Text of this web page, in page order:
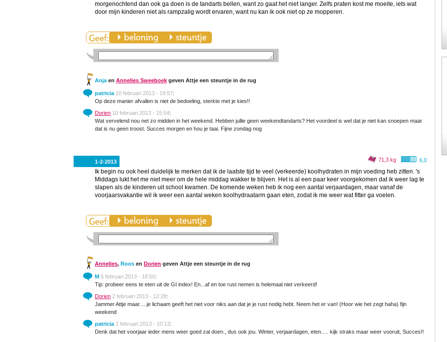
morgenochtend dan ook ga doen is de tandarts bellen, want zo gaat het niet langer. Zelfs praten kost me moeite, iets wat
door mijn kinderen niet als rampzalig wordt ervaren, want nu kan ik ook niet op ze mopperen.
Anja en Annelies Sweeboek geven Attje een steuntje in de rug
patricia 10 februari 2013 - 19:57:
Op deze manier afvallen is niet de bedoeling, sterkte met je kies!!
Dorien 10 februari 2013 - 15:54:
Wat vervelend nou net zo midden in het weekend. Hebben jullie geen weekendtandarts? Het voordeel is wel dat je niet kan snoepen maar
dat is nu geen troost. Succes morgen en hou je taai. Fijne zondag nog
1-2-2013 6,0
71,3 kg
Ik begin nu ook heel duidelijk te merken dat ik de laatste tijd te veel (verkeerde) koolhydraten in mijn voeding heb zitten. 's
Middags lukt het me niet meer om de hele middag wakker te blijven. Het is al een paar keer voorgekomen dat ik weer lag te
slapen als de kinderen uit school kwamen. De komende weken heb ik nog een aantal verjaardagen, maar vanaf de
voorjaarsvakantie wil ik weer een aantal weken koolhydraatarm gaan eten, zodat ik me weer wat fitter ga voelen.
Annelies, Roos en Dorien geven Attje een steuntje in de rug
M 5 februari 2013 - 18:50:
Tip: probeer eens te eten uit de GI index! En...af en toe rust nemen is helemaal niet verkeerd!
Dorien 2 februari 2013 - 12:28:
Jammer Attje maar.....je lichaam geeft het niet voor niks aan dat je je rust nodig hebt. Neem het er van! (Hoor wie het zegt haha) fijn
weekend
patricia 1 februari 2013 - 10:13:
Denk dat het voorjaar ieder mens weer goed zal doen., dus ook jou. Winter, verjaardagen, eten..... kijk straks maar weer vooruit, Succes!!